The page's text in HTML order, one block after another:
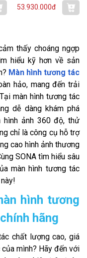
53.930.000đ
thấy choáng ngợp
hiểu kỹ hơn về sản
Màn hình tương tác
hảo, mang đến trải
màn hình tương tác
dễ dàng khám phá
ảnh 360 độ, thử
chỉ là công cụ hỗ trợ
cao hình ảnh thương
SONA tìm hiểu sâu
màn hình tương tác
hình tương
hãng
chất lượng cao, giá
mình? Hãy đến với